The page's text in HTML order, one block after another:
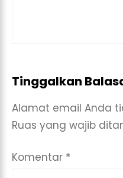
Tinggalkan
Alamat email Anda
Ruas yang wajib
Komentar *